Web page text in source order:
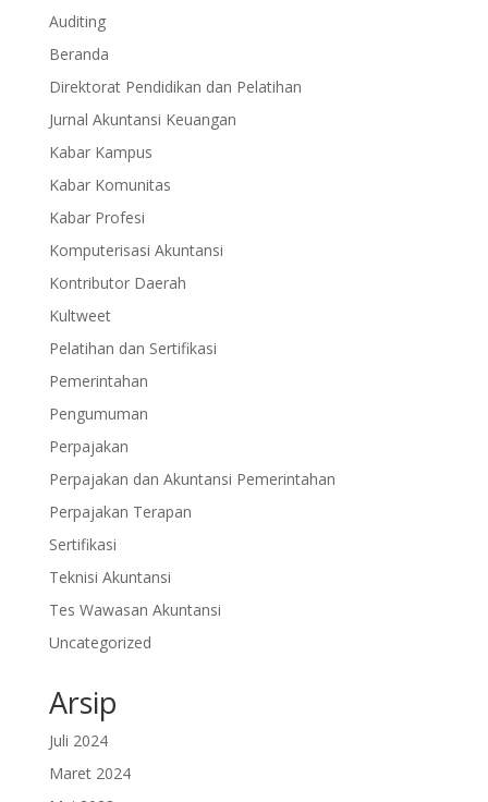
Auditing
Beranda
Direktorat Pendidikan dan Pelatihan
Jurnal Akuntansi Keuangan
Kabar Kampus
Kabar Komunitas
Kabar Profesi
Komputerisasi Akuntansi
Kontributor Daerah
Kultweet
Pelatihan dan Sertifikasi
Pemerintahan
Pengumuman
Perpajakan
Perpajakan dan Akuntansi Pemerintahan
Perpajakan Terapan
Sertifikasi
Teknisi Akuntansi
Tes Wawasan Akuntansi
Uncategorized
Arsip
Juli 2024
Maret 2024